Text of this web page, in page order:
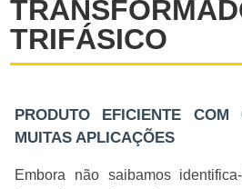
TRIFÁSICO
PRODUTO EFICIENTE
MUITAS APLICAÇÕES
Embora não saibamos